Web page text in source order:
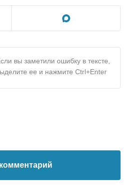
вы заметили ошибку в тексте,
ее и нажмите Ctrl+Enter